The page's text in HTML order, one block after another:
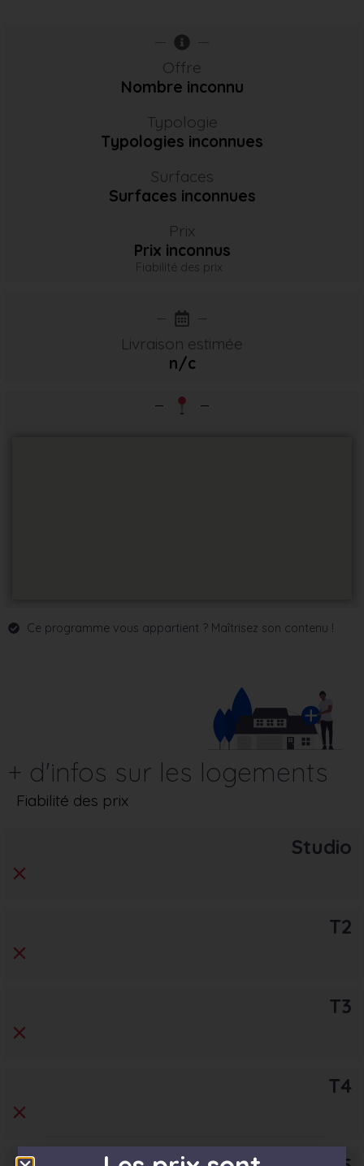
Offre
Nombre inconnu
Typologie
Typologies inconnues
Surfaces
Surfaces inconnues
Prix
Prix inconnus
Fiabilité des prix
Livraison estimée
n/c
Ce programme vous appartient ? Maîtrisez son contenu !
+ d'infos sur les logements
Fiabilité des prix
Studio
T2
T3
T4